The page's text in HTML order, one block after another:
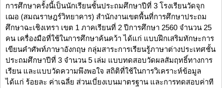
การศึกษาครั้งนี้เป็นนักเรียนชั้นประถมศึกษาปีที่ 3 โรงเรียนวัดจุก
เฌอ (สมณราษฎร์วิทยาคาร) สำนักงานเขตพื้นที่การศึกษาประถม
ศึกษาฉะเชิงเทรา เขต 1 ภาคเรียนที่ 2 ปีการศึกษา 2560 จำนวน 25
คน เครื่องมือที่ใช้ในการศึกษาค้นคว้า ได้แก่ แบบฝึกเสริมทักษะการ
เขียนคำศัพท์ภาษาอังกฤษ กลุ่มสาระการเรียนรู้ภาษาต่างประเทศชั้น
ประถมศึกษาปีที่ 3 จำนวน 5 เล่ม แบบทดสอบวัดผลสัมฤทธิ์ทางการ
เรียน และแบบวัดความพึงพอใจ สถิติที่ใช้ในการวิเคราะห์ข้อมูล
ได้แก่ ร้อยละ ค่าเฉลี่ย ส่วนเบี่ยงเบนมาตรฐาน และการทดสอบค่าที